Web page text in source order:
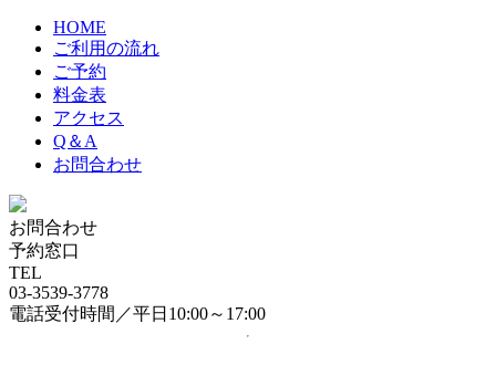
HOME
ご利用の流れ
ご予約
料金表
アクセス
Q＆A
お問合わせ
お問合わせ
予約窓口
TEL
03-3539-3778
電話受付時間／平日10:00～17:00